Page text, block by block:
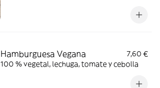
Hamburguesa Vegana
7,60 €
100 % vegetal, lechuga, tomate y cebolla